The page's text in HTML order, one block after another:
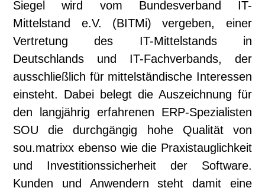
Siegel wird vom Bundesverband IT-
Mittelstand e.V. (BITMi) vergeben, einer
Vertretung des IT-Mittelstands in
Deutschlands und IT-Fachverbands, der
ausschließlich für mittelständische Interessen
einsteht. Dabei belegt die Auszeichnung für
den langjährig erfahrenen ERP-Spezialisten
SOU die durchgängig hohe Qualität von
sou.matrixx ebenso wie die Praxistauglichkeit
und Investitionssicherheit der Software.
Kunden und Anwendern steht damit eine